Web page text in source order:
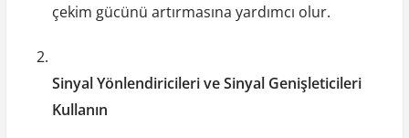
çekim gücünü artırmasına yardımcı olur.
Sinyal Yönlendiricileri ve Sinyal Genişleticileri
Kullanın